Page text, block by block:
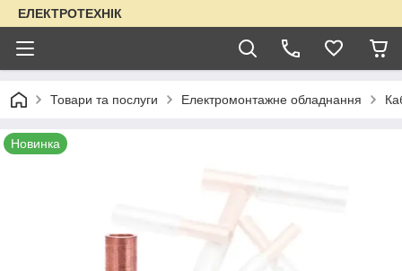
ЕЛЕКТРОТЕХНІК
Товари та послуги Електромонтажне обладнання
Новинка